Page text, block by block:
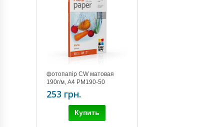
фотопапір CW матовая
190г/м, A4 PM190-50
(PM190050A4)
253 грн.
Купить